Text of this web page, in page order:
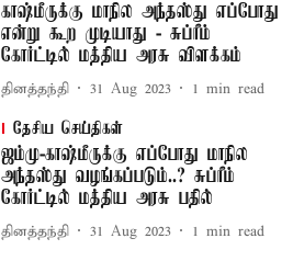
காஷ்மீருக்கு மாநில அந்தஸ்து எப்போது
என்று கூற முடியாது - சுப்ரீம்
கோர்ட்டில் மத்திய அரசு விளக்கம்
தினத்தந்தி 31 Aug 2023 1 min read
தேசிய செய்திகள்
ஜம்மு-காஷ்மீருக்கு எப்போது மாநில
அந்தஸ்து வழங்கப்படும்..? சுப்ரீம்
கோர்ட்டில் மத்திய அரசு பதில்
தினத்தந்தி 31 Aug 2023 1 min read